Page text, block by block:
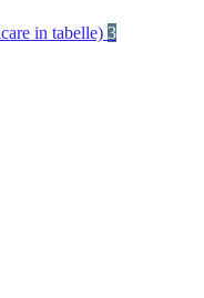
in tabelle) 3